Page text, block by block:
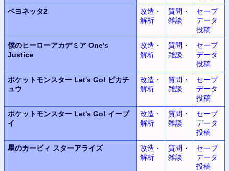
ベヨネッタ2
改造・
解析
質問・
雑談
セーブ
データ
投稿
僕のヒーローアカデミア One's
Justice
改造・
解析
質問・
雑談
セーブ
データ
投稿
ポケットモンスター Let's Go! ピカチ
ュウ
改造・
解析
質問・
雑談
セーブ
データ
投稿
ポケットモンスター Let's Go! イーブ
イ
改造・
解析
質問・
雑談
セーブ
データ
投稿
星のカービィ スターアライズ
改造・
解析
質問・
雑談
セーブ
データ
投稿